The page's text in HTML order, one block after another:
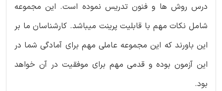
درس روش ها و فنون تدریس نموده است. این مجموعه
شامل نکات مهم با قابلیت پرینت میباشد. کارشناسان ما بر
این باورند که این مجموعه عاملی مهم برای آمادگی شما در
این آزمون بوده و قدمی مهم برای موفقیت در آن خواهد
بود.